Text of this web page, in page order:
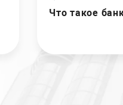
Что такое